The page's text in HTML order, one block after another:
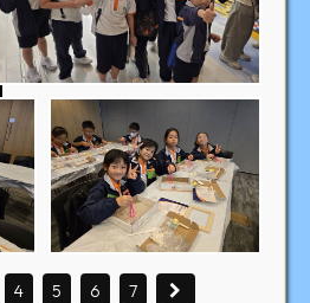
4 5 6 7